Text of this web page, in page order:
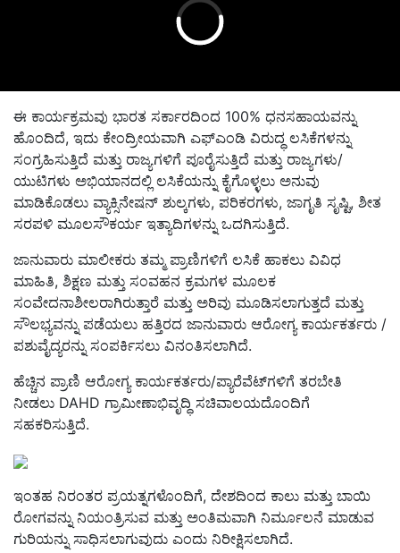
ಈ ಕಾರ್ಯಕ್ರಮವು ಭಾರತ ಸರ್ಕಾರದಿಂದ 100% ಧನಸಹಾಯವನ್ನು
ಹೊಂದಿದೆ, ಇದು ಕೇಂದ್ರೀಯವಾಗಿ ಎಫ್‌ಎಂಡಿ ವಿರುದ್ಧ ಲಸಿಕೆಗಳನ್ನು
ಸಂಗ್ರಹಿಸುತ್ತಿದೆ ಮತ್ತು ರಾಜ್ಯಗಳಿಗೆ ಪೂರೈಸುತ್ತಿದೆ ಮತ್ತು ರಾಜ್ಯಗಳು/
ಯುಟಿಗಳು ಅಭಿಯಾನದಲ್ಲಿ ಲಸಿಕೆಯನ್ನು ಕೈಗೊಳ್ಳಲು ಅನುವು
ಮಾಡಿಕೊಡಲು ವ್ಯಾಕ್ಸಿನೇಷನ್ ಶುಲ್ಕಗಳು, ಪರಿಕರಗಳು, ಜಾಗೃತಿ ಸೃಷ್ಟಿ, ಶೀತ
ಸರಪಳಿ ಮೂಲಸೌಕರ್ಯ ಇತ್ಯಾದಿಗಳನ್ನು ಒದಗಿಸುತ್ತಿದೆ.
ಜಾನುವಾರು ಮಾಲೀಕರು ತಮ್ಮ ಪ್ರಾಣಿಗಳಿಗೆ ಲಸಿಕೆ ಹಾಕಲು ವಿವಿಧ
ಮಾಹಿತಿ, ಶಿಕ್ಷಣ ಮತ್ತು ಸಂವಹನ ಕ್ರಮಗಳ ಮೂಲಕ
ಸಂವೇದನಾಶೀಲರಾಗಿರುತ್ತಾರೆ ಮತ್ತು ಅರಿವು ಮೂಡಿಸಲಾಗುತ್ತದೆ ಮತ್ತು
ಸೌಲಭ್ಯವನ್ನು ಪಡೆಯಲು ಹತ್ತಿರದ ಜಾನುವಾರು ಆರೋಗ್ಯ ಕಾರ್ಯಕರ್ತರು /
ಪಶುವೈದ್ಯರನ್ನು ಸಂಪರ್ಕಿಸಲು ವಿನಂತಿಸಲಾಗಿದೆ.
ಹೆಚ್ಚಿನ ಪ್ರಾಣಿ ಆರೋಗ್ಯ ಕಾರ್ಯಕರ್ತರು/ಪ್ಯಾರೆವೆಟ್‌ಗಳಿಗೆ ತರಬೇತಿ
ನೀಡಲು DAHD ಗ್ರಾಮೀಣಾಭಿವೃದ್ಧಿ ಸಚಿವಾಲಯದೊಂದಿಗೆ
ಸಹಕರಿಸುತ್ತಿದೆ.
ಇಂತಹ ನಿರಂತರ ಪ್ರಯತ್ನಗಳೊಂದಿಗೆ, ದೇಶದಿಂದ ಕಾಲು ಮತ್ತು ಬಾಯಿ
ರೋಗವನ್ನು ನಿಯಂತ್ರಿಸುವ ಮತ್ತು ಅಂತಿಮವಾಗಿ ನಿರ್ಮೂಲನೆ ಮಾಡುವ
ಗುರಿಯನ್ನು ಸಾಧಿಸಲಾಗುವುದು ಎಂದು ನಿರೀಕ್ಷಿಸಲಾಗಿದೆ.